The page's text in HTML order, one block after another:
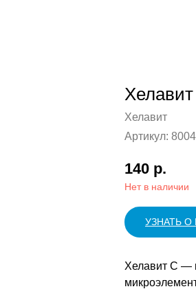
Хелавит
Артикул: 8004
140 р.
Нет в наличии
УЗНАТЬ
Хелавит С —